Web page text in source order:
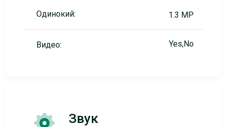
Одинокий: 1.3 MP
Видео: Yes,No
Звук